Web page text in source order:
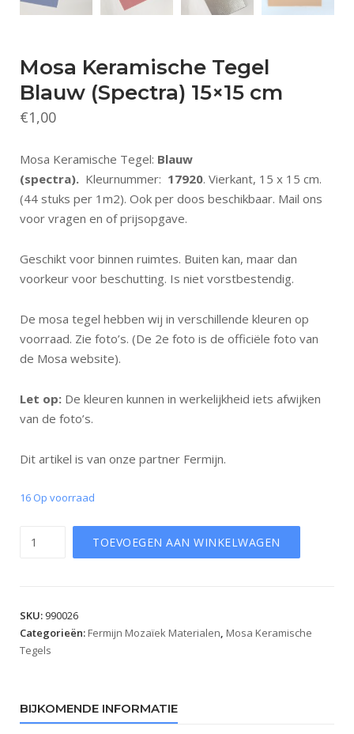
Mosa Keramische Tegel
Blauw (Spectra) 15×15 cm
€1,00
Mosa Keramische Tegel: Blauw
(spectra). Kleurnummer: 17920. Vierkant, 15 x 15 cm.
(44 stuks per 1m2). Ook per doos beschikbaar. Mail ons
voor vragen en of prijsopgave.
Geschikt voor binnen ruimtes. Buiten kan, maar dan
voorkeur voor beschutting. Is niet vorstbestendig.
De mosa tegel hebben wij in verschillende kleuren op
voorraad. Zie foto’s. (De 2e foto is de officiële foto van
de Mosa website).
Let op: De kleuren kunnen in werkelijkheid iets afwijken
van de foto’s.
Dit artikel is van onze partner Fermijn.
16 Op voorraad
TOEVOEGEN AAN WINKELWAGEN
SKU: 990026
Categorieën: Fermijn Mozaïek Materialen, Mosa Keramische
Tegels
BIJKOMENDE INFORMATIE